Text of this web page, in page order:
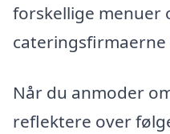
forskellige menuer
cateringsfirmaerne
Når du anmoder
reflektere over